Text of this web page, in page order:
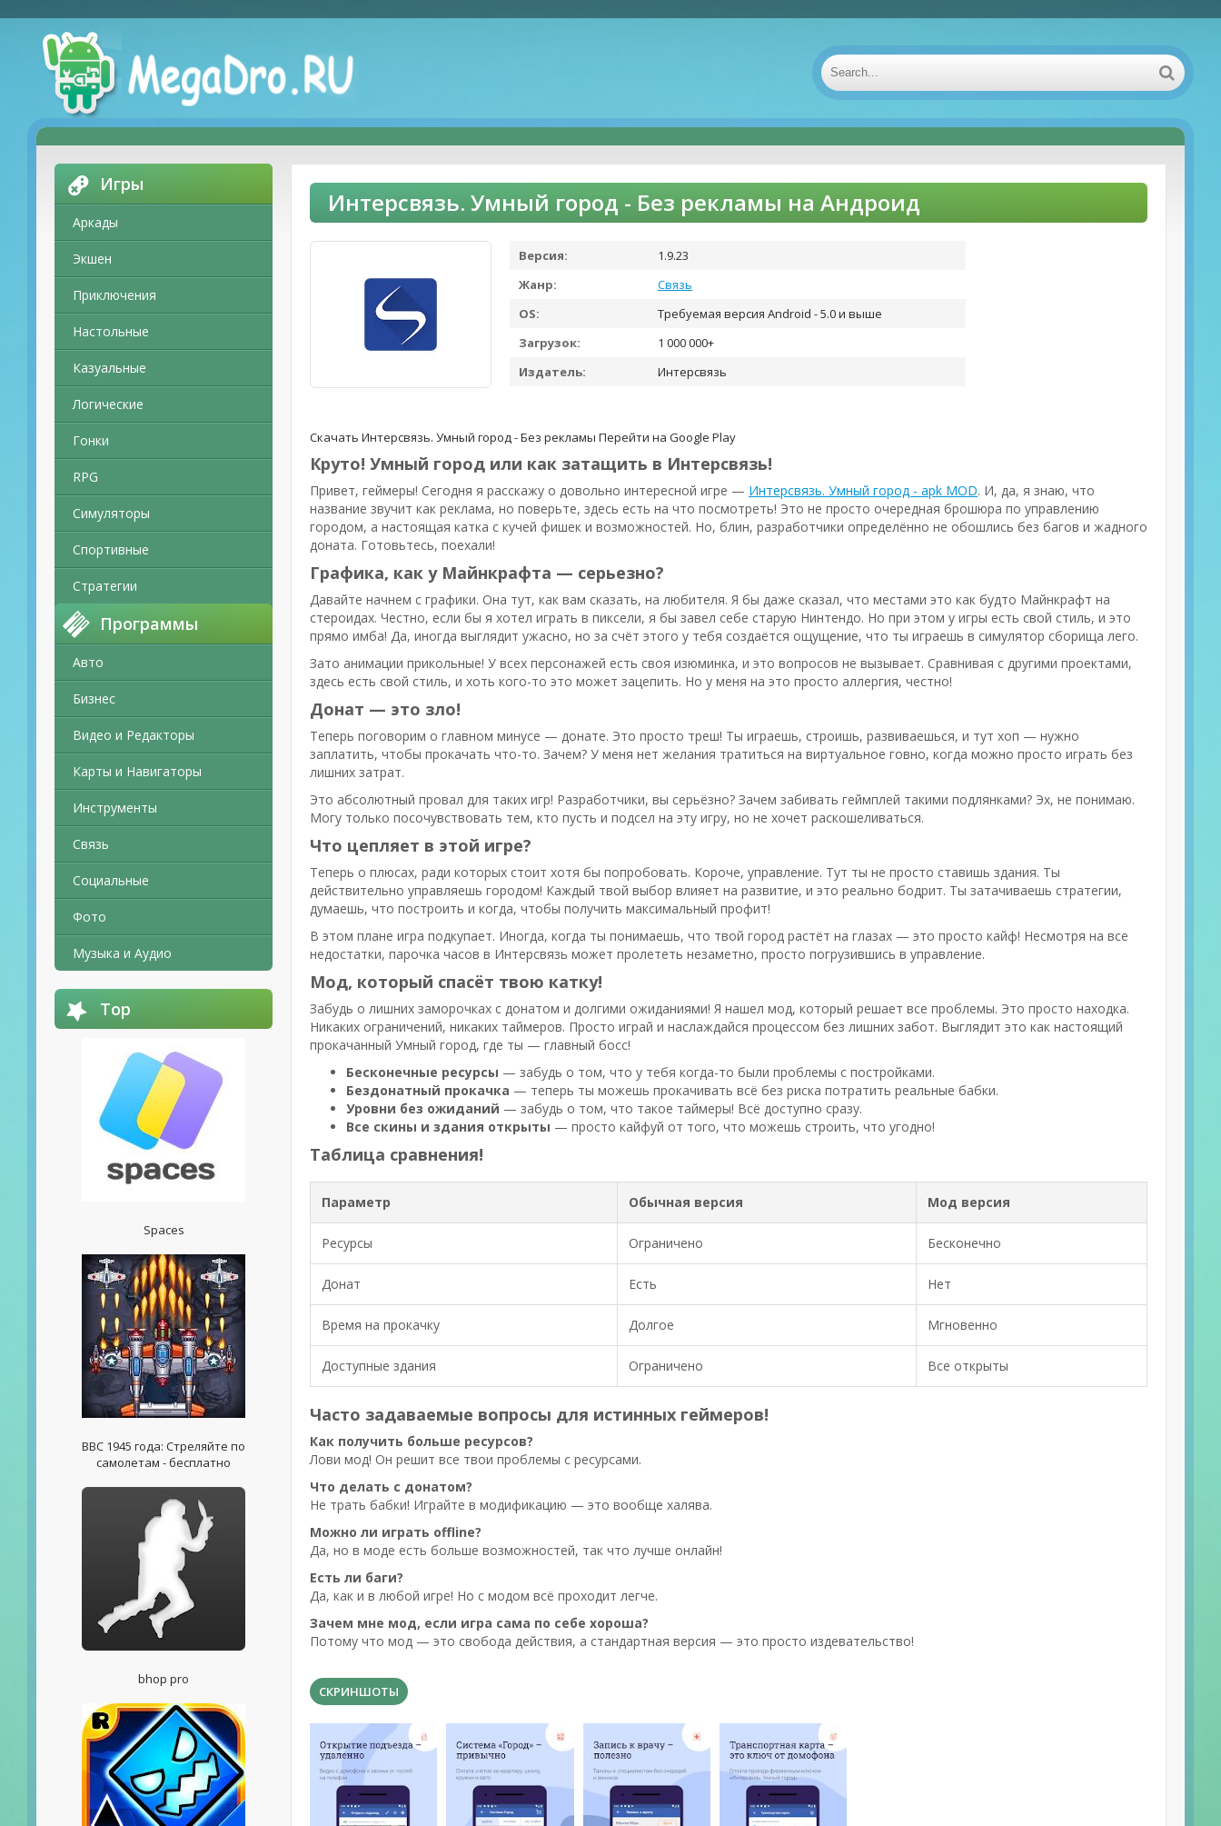
Игры
Аркады
Экшен
Приключения
Настольные
Казуальные
Логические
Гонки
RPG
Симуляторы
Спортивные
Стратегии
Программы
Авто
Бизнес
Видео и Редакторы
Карты и Навигаторы
Инструменты
Связь
Социальные
Фото
Музыка и Аудио
Top
Spaces
ВВС 1945 года: Стреляйте по
самолетам - бесплатно
bhop pro
Интерсвязь. Умный город - Без рекламы на Андроид
Версия:
1.9.23
Жанр:
Связь
OS:
Требуемая версия Android - 5.0 и выше
Загрузок:
1 000 000+
Издатель:
Интерсвязь
Скачать Интерсвязь. Умный город - Без рекламы Перейти на Google Play
Круто! Умный город или как затащить в Интерсвязь!
Привет, геймеры! Сегодня я расскажу о довольно интересной игре — Интерсвязь. Умный город - apk MOD. И, да, я знаю, что
название звучит как реклама, но поверьте, здесь есть на что посмотреть! Это не просто очередная брошюра по управлению
городом, а настоящая катка с кучей фишек и возможностей. Но, блин, разработчики определённо не обошлись без багов и жадного
доната. Готовьтесь, поехали!
Графика, как у Майнкрафта — серьезно?
Давайте начнем с графики. Она тут, как вам сказать, на любителя. Я бы даже сказал, что местами это как будто Майнкрафт на
стероидах. Честно, если бы я хотел играть в пиксели, я бы завел себе старую Нинтендо. Но при этом у игры есть свой стиль, и это
прямо имба! Да, иногда выглядит ужасно, но за счёт этого у тебя создаётся ощущение, что ты играешь в симулятор сборища лего.
Зато анимации прикольные! У всех персонажей есть своя изюминка, и это вопросов не вызывает. Сравнивая с другими проектами,
здесь есть свой стиль, и хоть кого-то это может зацепить. Но у меня на это просто аллергия, честно!
Донат — это зло!
Теперь поговорим о главном минусе — донате. Это просто треш! Ты играешь, строишь, развиваешься, и тут хоп — нужно
заплатить, чтобы прокачать что-то. Зачем? У меня нет желания тратиться на виртуальное говно, когда можно просто играть без
лишних затрат.
Это абсолютный провал для таких игр! Разработчики, вы серьёзно? Зачем забивать геймплей такими подлянками? Эх, не понимаю.
Могу только посочувствовать тем, кто пусть и подсел на эту игру, но не хочет раскошеливаться.
Что цепляет в этой игре?
Теперь о плюсах, ради которых стоит хотя бы попробовать. Короче, управление. Тут ты не просто ставишь здания. Ты
действительно управляешь городом! Каждый твой выбор влияет на развитие, и это реально бодрит. Ты затачиваешь стратегии,
думаешь, что построить и когда, чтобы получить максимальный профит!
В этом плане игра подкупает. Иногда, когда ты понимаешь, что твой город растёт на глазах — это просто кайф! Несмотря на все
недостатки, парочка часов в Интерсвязь может пролететь незаметно, просто погрузившись в управление.
Мод, который спасёт твою катку!
Забудь о лишних заморочках с донатом и долгими ожиданиями! Я нашел мод, который решает все проблемы. Это просто находка.
Никаких ограничений, никаких таймеров. Просто играй и наслаждайся процессом без лишних забот. Выглядит это как настоящий
прокачанный Умный город, где ты — главный босс!
Бесконечные ресурсы — забудь о том, что у тебя когда-то были проблемы с постройками.
Бездонатный прокачка — теперь ты можешь прокачивать всё без риска потратить реальные бабки.
Уровни без ожиданий — забудь о том, что такое таймеры! Всё доступно сразу.
Все скины и здания открыты — просто кайфуй от того, что можешь строить, что угодно!
Таблица сравнения!
Параметр Обычная версия Мод версия
Ресурсы Ограничено Бесконечно
Донат Есть Нет
Время на прокачку Долгое Мгновенно
Доступные здания Ограничено Все открыты
Часто задаваемые вопросы для истинных геймеров!
Как получить больше ресурсов?
Лови мод! Он решит все твои проблемы с ресурсами.
Что делать с донатом?
Не трать бабки! Играйте в модификацию — это вообще халява.
Можно ли играть offline?
Да, но в моде есть больше возможностей, так что лучше онлайн!
Есть ли баги?
Да, как и в любой игре! Но с модом всё проходит легче.
Зачем мне мод, если игра сама по себе хороша?
Потому что мод — это свобода действия, а стандартная версия — это просто издевательство!
СКРИНШОТЫ